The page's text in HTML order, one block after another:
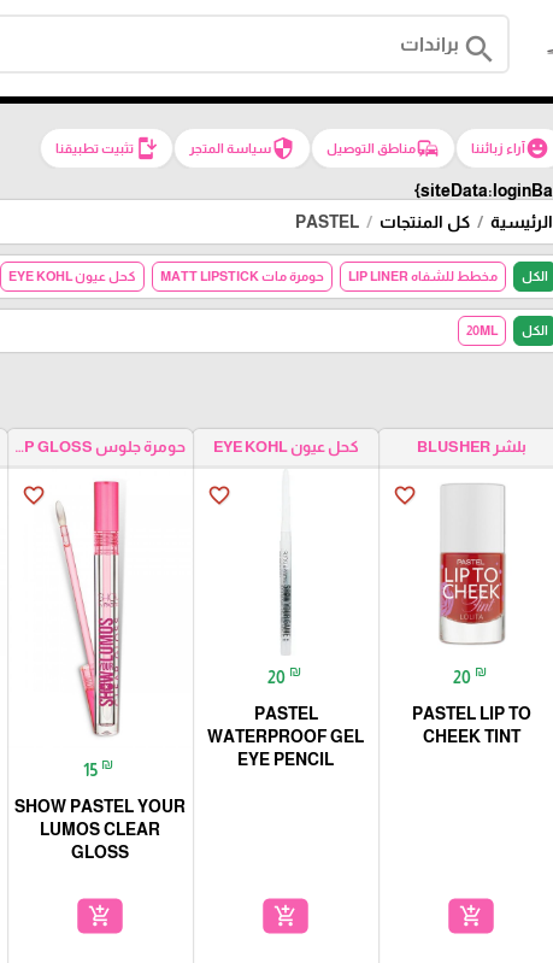
search
emoji_emotionsآراء زبائننا commuteمناطق التوصيل securityسياسة المتجر install_mobileتثبيت تطبيقنا
الرئيسية
كل المنتجات PASTEL
الكل مخطط للشفاه LIP LINER حومرة مات MATT LIPSTICK كحل عيون EYE KOHL
الكل 20ML
بلشر BLUSHER
favorite_border
20 ₪
PASTEL LIP TO
CHEEK TINT
add_shopping_cart
كحل عيون EYE KOHL
favorite_border
20 ₪
PASTEL
WATERPROOF GEL
EYE PENCIL
add_shopping_cart
حومرة جلوس LIP GLOSS
favorite_border
15 ₪
SHOW PASTEL YOUR
LUMOS CLEAR
GLOSS
add_shopping_cart